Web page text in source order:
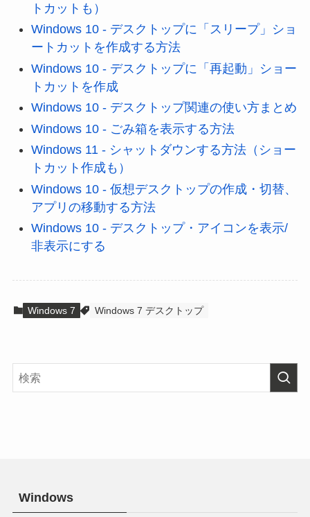
トカットも）
Windows 10 - デスクトップに「スリープ」ショ
ートカットを作成する方法
Windows 10 - デスクトップに「再起動」ショー
トカットを作成
Windows 10 - デスクトップ関連の使い方まとめ
Windows 10 - ごみ箱を表示する方法
Windows 11 - シャットダウンする方法（ショー
トカット作成も）
Windows 10 - 仮想デスクトップの作成・切替、
アプリの移動する方法
Windows 10 - デスクトップ・アイコンを表示/
非表示にする
Windows 7 Windows 7 デスクトップ
Windows